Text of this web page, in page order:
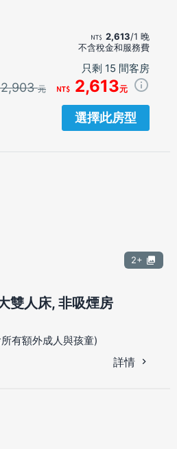
2,613/1 晚
不含稅金和服務費
只剩 15 間客房
元 2,613元
選擇此房型
2+
雙人床, 非吸煙房
有額外成人與孩童)
詳情